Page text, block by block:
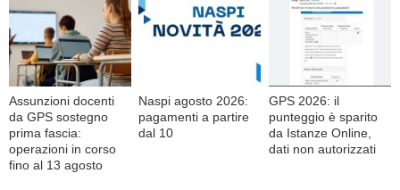
Assunzioni docenti
da GPS sostegno
prima fascia:
operazioni in corso
fino al 13 agosto
Naspi agosto 2026:
pagamenti a partire
dal 10
GPS 2026: il
punteggio è sparito
da Istanze Online,
dati non autorizzati